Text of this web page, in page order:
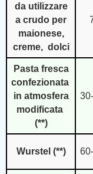
da utilizzare
a crudo per
maionese,
creme, dolci
Pasta fresca
confezionata
in atmosfera
modificata
(**)
Wurstel (**)